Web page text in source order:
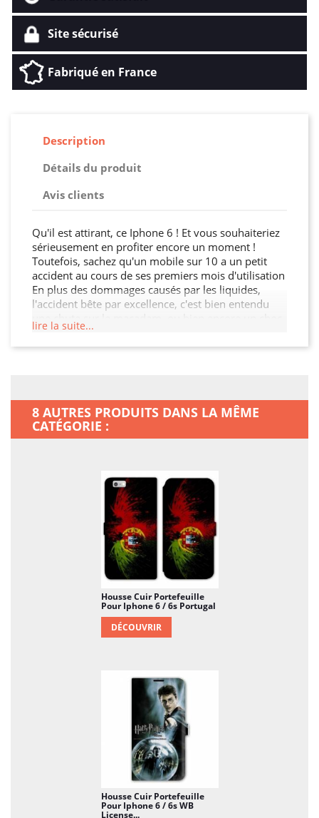
Site sécurisé
Fabriqué en France
Description
Détails du produit
Avis clients
Qu'il est attirant, ce Iphone 6 ! Et vous souhaiteriez
sérieusement en profiter encore un moment !
Toutefois, sachez qu'un mobile sur 10 a un petit
accident au cours de ses premiers mois d'utilisation
En plus des dommages causés par les liquides,
l'accident bête par excellence, c'est bien entendu
pendant un déplacement. Ça peut arriver à
n'importe qui, il ne faudra qu'une itération, et ce
l'anihilation intégrale de votre mobile. Dans le
meilleur des cas, son look aura pris une bonne
claque. Au pire, il sera tout simplement hors
bonnes infos désormais : grace à cette housse
portefeuille , vous allez améliorer la longévité de
votre mobile Il n'est pas nécessaire de tergiverser,
l'achat d'une protection est absolument nécessaire
vu le prix d'un smartphone. Et en plus de la
protection, vous allez rendre votre appareil
originale, et lui donnez la touche perso que tout le
monde vous enviera.
lire la suite...
8 AUTRES PRODUITS DANS LA MÊME
CATÉGORIE :
Housse Cuir Portefeuille
Pour Iphone 6 / 6s Portugal
DÉCOUVRIR
Housse Cuir Portefeuille
Pour Iphone 6 / 6s WB
License...